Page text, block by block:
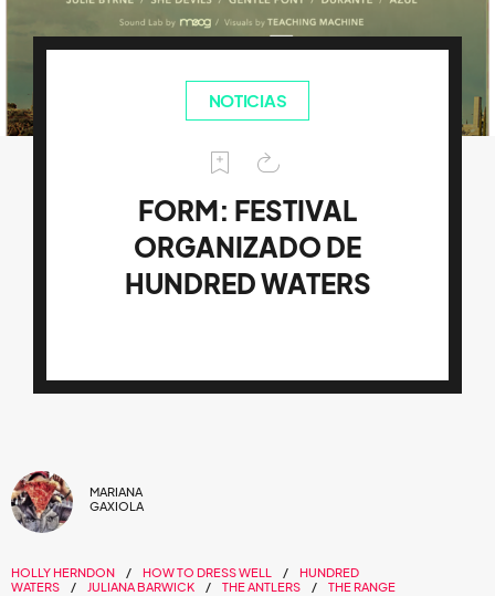
NOTICIAS
FORM: FESTIVAL
ORGANIZADO DE
HUNDRED WATERS
MARIANA
GAXIOLA
HOLLY HERNDON HOW TO DRESS WELL
HUNDRED
WATERS
JULIANA BARWICK THE ANTLERS
THE RANGE